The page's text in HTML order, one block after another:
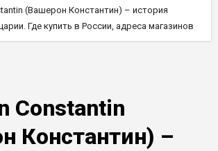
(Вашерон Константин) – история
Где купить в России, адреса магазинов
Constantin
Константин) –